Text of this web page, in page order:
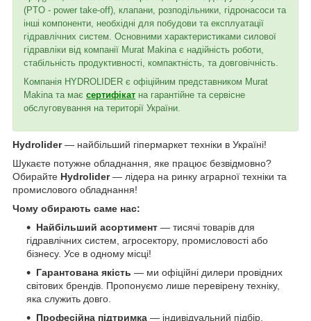
(PTO - power take-off), клапани, розподільники, гідронасоси та
інші компоненти, необхідні для побудови та експлуатації
гідравлічних систем. Основними характеристиками силової
гідравліки від компанії Murat Makina є надійність роботи,
стабільність продуктивності, компактність, та довговічність.
Компанія HYDROLIDER є офіційним представником Murat
Makina та має сертифікат на гарантійне та сервісне
обслуговування на території України.
Hydrolider— найбільший гіпермаркет техніки в Україні!
Шукаєте потужне обладнання, яке працює безвідмовно?
Обирайте Hydrolider— лідера на ринку аграрної техніки та
промислового обладнання!
Чому обирають саме нас:
Найбільший асортимент — тисячі товарів для
гідравлічних систем, агросектору, промисловості або
бізнесу. Усе в одному місці!
Гарантована якість — ми офіційні дилери провідних
світових брендів. Пропонуємо лише перевірену техніку,
яка служить довго.
Професійна підтримка — індивідуальний підбір,